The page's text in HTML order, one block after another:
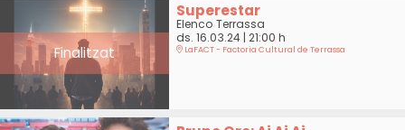
Finalitzat
Superestar
Elenco Terrassa
ds. 16.03.24| 21:00 h
LaFACT - Factoria Cultural de Terrassa